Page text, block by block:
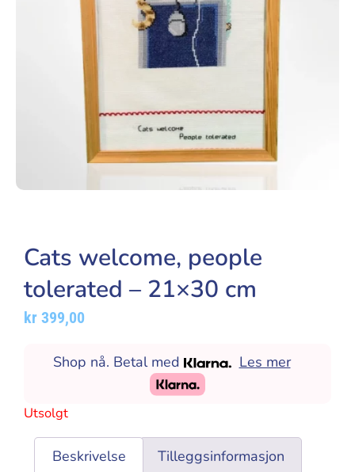
Cats welcome, people
tolerated – 21×30 cm
kr 399,00
Shop nå. Betal med Les mer
Utsolgt
Beskrivelse Tilleggsinformasjon